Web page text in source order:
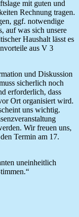
mit guten und
Rechnung tragen.
ggf. notwendige
auf was sich unsere
Haushalt lässt es
aus V 3
und Diskussion
sicherlich noch
erforderlich, dass
Ort organisiert wird.
uns wichtig.
Wir freuen uns,
Termin am 17.
uneinheitlich